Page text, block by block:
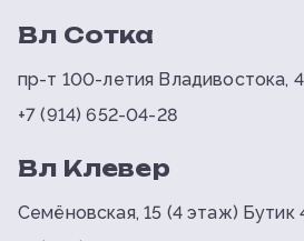
Вл Сотка
пр-т 100-летия Владивостока,
+7 (914) 652-04-28
Вл Клевер
Семёновская, 15 (4 этаж) Бутик